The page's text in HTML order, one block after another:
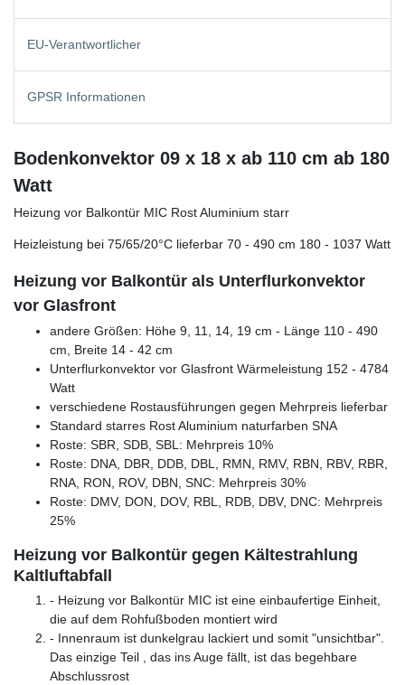
EU-Verantwortlicher
GPSR Informationen
Bodenkonvektor 09 x 18 x ab 110 cm ab 180
Watt
Heizung vor Balkontür MIC Rost Aluminium starr
Heizleistung bei 75/65/20°C lieferbar 70 - 490 cm 180 - 1037 Watt
Heizung vor Balkontür als Unterflurkonvektor
vor Glasfront
andere Größen: Höhe 9, 11, 14, 19 cm - Länge 110 - 490
cm, Breite 14 - 42 cm
Unterflurkonvektor vor Glasfront Wärmeleistung 152 - 4784
Watt
verschiedene Rostausführungen gegen Mehrpreis lieferbar
Standard starres Rost Aluminium naturfarben SNA
Roste: SBR, SDB, SBL: Mehrpreis 10%
Roste: DNA, DBR, DDB, DBL, RMN, RMV, RBN, RBV, RBR,
RNA, RON, ROV, DBN, SNC: Mehrpreis 30%
Roste: DMV, DON, DOV, RBL, RDB, DBV, DNC: Mehrpreis
25%
Heizung vor Balkontür gegen Kältestrahlung
Kaltluftabfall
- Heizung vor Balkontür MIC ist eine einbaufertige Einheit,
die auf dem Rohfußboden montiert wird
- Innenraum ist dunkelgrau lackiert und somit "unsichtbar".
Das einzige Teil , das ins Auge fällt, ist das begehbare
Abschlussrost